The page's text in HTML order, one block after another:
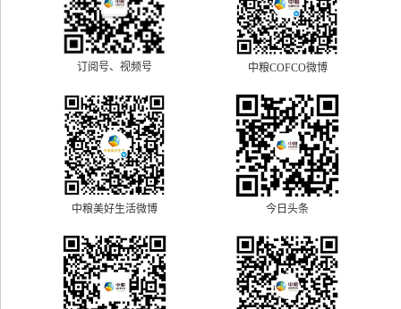
订阅号、视频号 中粮COFCO微博
中粮美好生活微博 今日头条